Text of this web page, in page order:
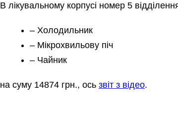
В лікувальному корпусі номер 5
– Холодильник
– Мікрохвильову піч
– Чайник
на суму 14874 грн., ось звіт з відео.